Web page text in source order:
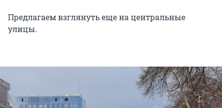
Предлагаем взглянуть еще на центральные
улицы.